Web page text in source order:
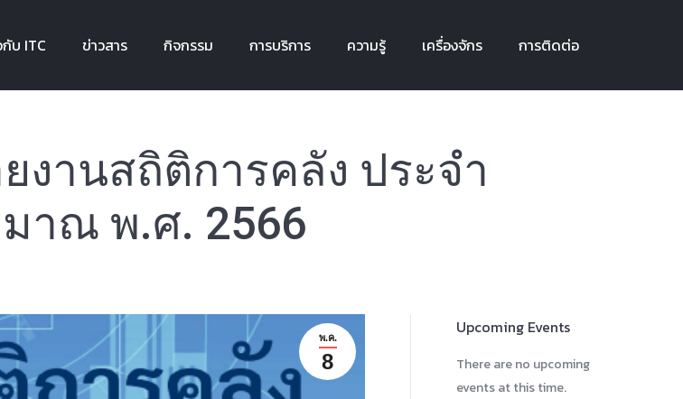
บ ITC ข่าวสาร กิจกรรม การบริการ ความรู้ เครื่องจักร การติดต่อ
งานสถิติการคลัง ประจำ
าณ พ.ศ. 2566
พ.ค.
8
Upcoming Events
There are no upcoming
events at this time.
กับ ITC เครื่องจักร